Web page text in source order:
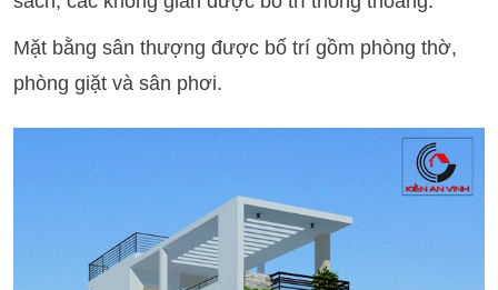
Mặt bằng sân thượng được bố trí gồm phòng thờ,
phòng giặt và sân phơi.